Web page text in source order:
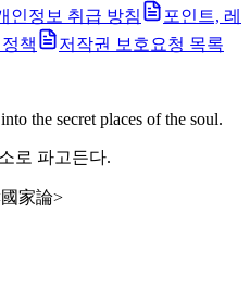
인정보 취급 방침
포인트, 레
책 저작권 보호요청 목록
the secret places of the soul.
로 파고든다.
國家論>